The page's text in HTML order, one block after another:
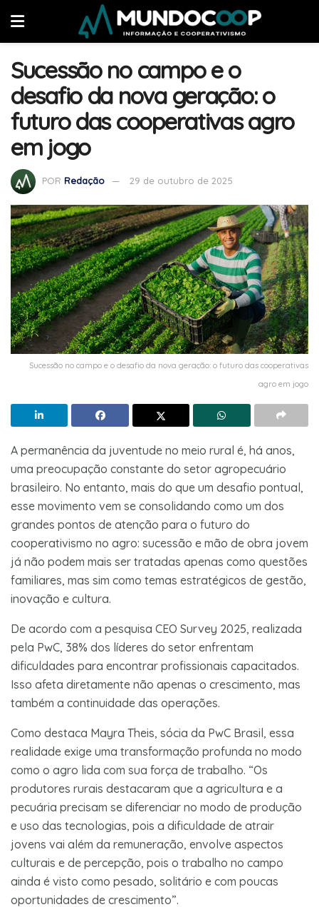
Sucessão no campo e o
desafio da nova geração: o
futuro das cooperativas agro
em jogo
POR Redação 29 de outubro de 2025
Sucessão no campo e o desafio da nova geração: o futuro das cooperativas
agro em jogo
A permanência da juventude no meio rural é, há anos,
uma preocupação constante do setor agropecuário
brasileiro. No entanto, mais do que um desafio pontual,
esse movimento vem se consolidando como um dos
grandes pontos de atenção para o futuro do
cooperativismo no agro: sucessão e mão de obra jovem
já não podem mais ser tratadas apenas como questões
familiares, mas sim como temas estratégicos de gestão,
inovação e cultura.
De acordo com a pesquisa CEO Survey 2025, realizada
pela PwC, 38% dos líderes do setor enfrentam
dificuldades para encontrar profissionais capacitados.
Isso afeta diretamente não apenas o crescimento, mas
também a continuidade das operações.
Como destaca Mayra Theis, sócia da PwC Brasil, essa
realidade exige uma transformação profunda no modo
como o agro lida com sua força de trabalho. “Os
produtores rurais destacaram que a agricultura e a
pecuária precisam se diferenciar no modo de produção
e uso das tecnologias, pois a dificuldade de atrair
jovens vai além da remuneração, envolve aspectos
culturais e de percepção, pois o trabalho no campo
ainda é visto como pesado, solitário e com poucas
oportunidades de crescimento”.